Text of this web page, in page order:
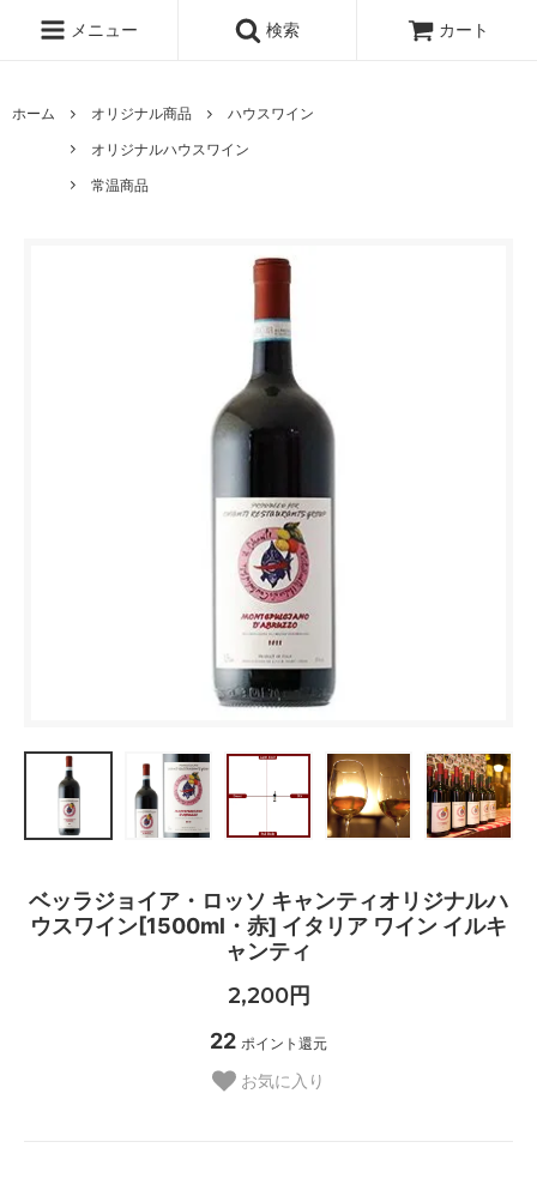
メニュー 検索 カート
ホーム オリジナル商品
ハウスワイン
オリジナルハウスワイン
常温商品
ベッラジョイア・ロッソ キャンティオリジナルハ
ウスワイン[1500ml・赤] イタリア ワイン イルキ
ャンティ
2,200円
22 ポイント還元
お気に入り